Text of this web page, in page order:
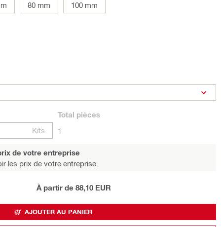
80 mm 100 mm
Kits
Total pièces
1
de votre entreprise
les prix de votre entreprise.
À partir de 88,10 EUR
AJOUTER AU PANIER